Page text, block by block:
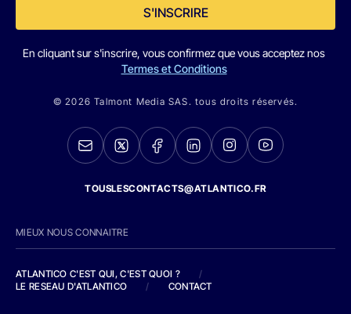
S'INSCRIRE
En cliquant sur s'inscrire, vous confirmez que vous acceptez nos
Termes et Conditions
© 2026 Talmont Media SAS. tous droits réservés.
TOUSLESCONTACTS@ATLANTICO.FR
MIEUX NOUS CONNAITRE
ATLANTICO C'EST QUI, C'EST QUOI ?
/
LE RESEAU D'ATLANTICO
/ CONTACT